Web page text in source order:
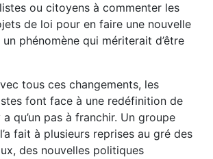
ou citoyens à commenter les
de loi pour en faire une nouvelle
phénomène qui mériterait d’être
tous ces changements, les
font face à une redéfinition de
a qu’un pas à franchir. Un groupe
l’a fait à plusieurs reprises au gré des
des nouvelles politiques